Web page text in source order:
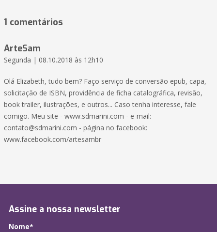
1 comentários
ArteSam
Segunda | 08.10.2018 às 12h10
Olá Elizabeth, tudo bem? Faço serviço de conversão epub, capa,
solicitação de ISBN, providência de ficha catalográfica, revisão,
book trailer, ilustrações, e outros... Caso tenha interesse, fale
comigo. Meu site - www.sdmarini.com - e-mail:
contato@sdmarini.com - página no facebook:
www.facebook.com/artesambr
Assine a nossa newsletter
Nome*